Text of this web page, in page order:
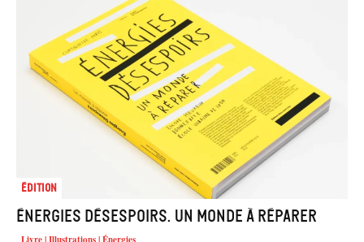
Édition
Énergies Désespoirs. Un monde à réparer